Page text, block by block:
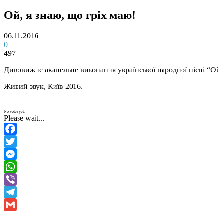
Ой, я знаю, що гріх маю!
06.11.2016
0
497
Дивовижне акапельне виконання української народної пісні
Живий звук, Київ 2016.
No votes yet.
Please wait...
Facebook
Twitter
Messenger
WhatsApp
Viber
Telegram